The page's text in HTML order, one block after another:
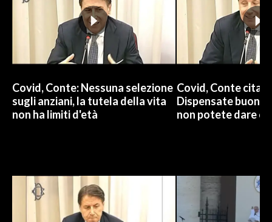
Covid, Conte: Nessuna selezione
sugli anziani, la tutela della vita
non ha limiti d'età
Covid, Conte cita
Dispensate buoni
non potete dare